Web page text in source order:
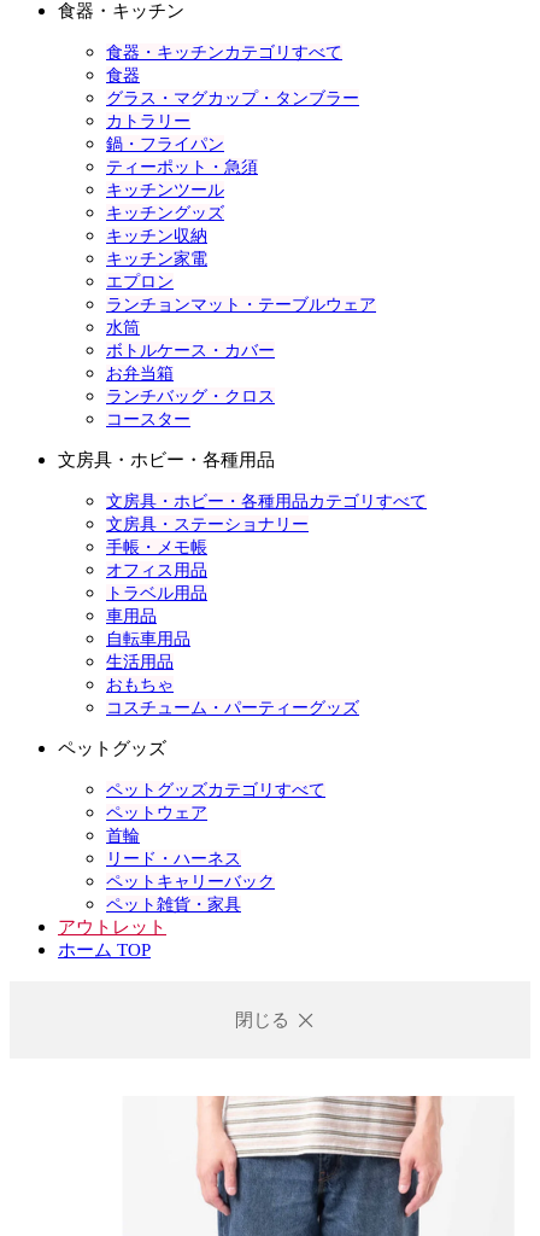
食器・キッチン
食器・キッチンカテゴリすべて
食器
グラス・マグカップ・タンブラー
カトラリー
鍋・フライパン
ティーポット・急須
キッチンツール
キッチングッズ
キッチン収納
キッチン家電
エプロン
ランチョンマット・テーブルウェア
水筒
ボトルケース・カバー
お弁当箱
ランチバッグ・クロス
コースター
文房具・ホビー・各種用品
文房具・ホビー・各種用品カテゴリすべて
文房具・ステーショナリー
手帳・メモ帳
オフィス用品
トラベル用品
車用品
自転車用品
生活用品
おもちゃ
コスチューム・パーティーグッズ
ペットグッズ
ペットグッズカテゴリすべて
ペットウェア
首輪
リード・ハーネス
ペットキャリーバック
ペット雑貨・家具
アウトレット
ホーム TOP
閉じる